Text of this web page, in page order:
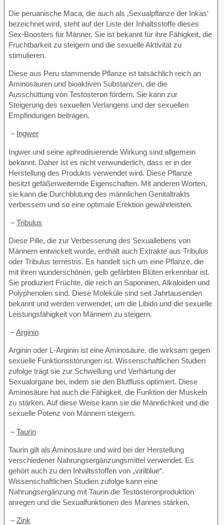
Die peruanische Maca, die auch als ‚Sexualpflanze der Inkas‘
bezeichnet wird, steht auf der Liste der Inhaltsstoffe dieses
Sex-Boosters für Männer. Sie ist bekannt für ihre Fähigkeit, die
Fruchtbarkeit zu steigern und die sexuelle Aktivität zu
stimulieren.
Diese aus Peru stammende Pflanze ist tatsächlich reich an
Aminosäuren und bioaktiven Substanzen, die die
Ausschüttung von Testosteron fördern. Sie kann zur
Steigerung des sexuellen Verlangens und der sexuellen
Empfindungen beitragen.
– Ingwer
Ingwer und seine aphrodisierende Wirkung sind allgemein
bekannt. Daher ist es nicht verwunderlich, dass er in der
Herstellung des Produkts verwendet wird. Diese Pflanze
besitzt gefäßerweiternde Eigenschaften. Mit anderen Worten,
sie kann die Durchblutung des männlichen Genitaltrakts
verbessern und so eine optimale Erektion gewährleisten.
–Tribulus
Diese Pille, die zur Verbesserung des Sexuallebens von
Männern entwickelt wurde, enthält auch Extrakte aus Tribulus
oder Tribulus terrestris. Es handelt sich um eine Pflanze, die
mit ihren wunderschönen, gelb gefärbten Blüten erkennbar ist.
Sie produziert Früchte, die reich an Saponinen, Alkaloiden und
Polyphenolen sind. Diese Moleküle sind seit Jahrtausenden
bekannt und werden verwendet, um die Libido und die sexuelle
Leistungsfähigkeit von Männern zu steigern.
–Arginin
Arginin oder L-Arginin ist eine Aminosäure, die wirksam gegen
sexuelle Funktionsstörungen ist. Wissenschaftlichen Studien
zufolge trägt sie zur Schwellung und Verhärtung der
Sexualorgane bei, indem sie den Blutfluss optimiert. Diese
Aminosäure hat auch die Fähigkeit, die Funktion der Muskeln
zu stärken. Auf diese Weise kann sie die Männlichkeit und die
sexuelle Potenz von Männern steigern.
–Taurin
Taurin gilt als Aminosäure und wird bei der Herstellung
verschiedener Nahrungsergänzungsmittel verwendet. Es
gehört auch zu den Inhaltsstoffen von „virilblue“.
Wissenschaftlichen Studien zufolge kann eine
Nahrungsergänzung mit Taurin die Testosteronproduktion
anregen und die Sexualfunktionen des Mannes stärken.
–Zink